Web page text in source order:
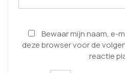
Bewaar mijn naam, e-
deze browser voor de
reactie